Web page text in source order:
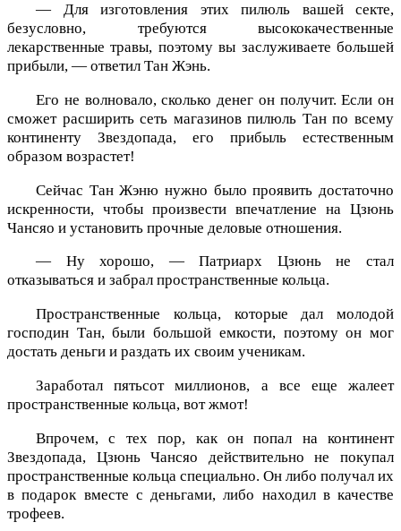
— Для изготовления этих пилюль вашей секте,
безусловно, требуются высококачественные
лекарственные травы, поэтому вы заслуживаете большей
прибыли, — ответил Тан Жэнь.
Его не волновало, сколько денег он получит. Если он
сможет расширить сеть магазинов пилюль Тан по всему
континенту Звездопада, его прибыль естественным
образом возрастет!
Сейчас Тан Жэню нужно было проявить достаточно
искренности, чтобы произвести впечатление на Цзюнь
Чансяо и установить прочные деловые отношения.
— Ну хорошо, — Патриарх Цзюнь не стал
отказываться и забрал пространственные кольца.
Пространственные кольца, которые дал молодой
господин Тан, были большой емкости, поэтому он мог
достать деньги и раздать их своим ученикам.
Заработал пятьсот миллионов, а все еще жалеет
пространственные кольца, вот жмот!
Впрочем, с тех пор, как он попал на континент
Звездопада, Цзюнь Чансяо действительно не покупал
пространственные кольца специально. Он либо получал их
в подарок вместе с деньгами, либо находил в качестве
трофеев.